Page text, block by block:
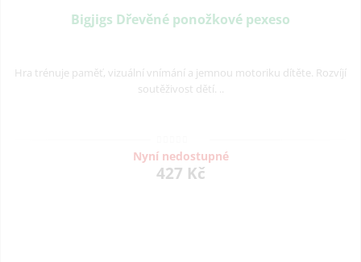
Bigjigs Dřevěné ponožkové pexeso
Hra trénuje paměť, vizuální vnímání a jemnou motoriku dítěte. Rozvíjí
soutěživost dětí. ..
Nyní nedostupné
427 Kč